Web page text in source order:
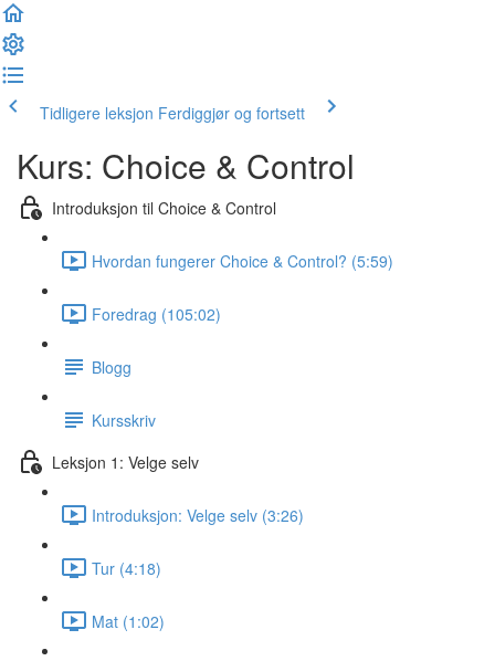
Tidligere leksjon Ferdiggjør og fortsett
Kurs: Choice & Control
Introduksjon til Choice & Control
Hvordan fungerer Choice & Control? (5:59)
Foredrag (105:02)
Blogg
Kursskriv
Leksjon 1: Velge selv
Introduksjon: Velge selv (3:26)
Tur (4:18)
Mat (1:02)